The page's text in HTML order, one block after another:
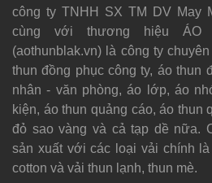
công ty TNHH SX TM DV May
cùng với thương hiệu ÁO
(aothunblak.vn) là công ty
thun đồng phục công ty, áo thun
nhân - văn phòng, áo lớp, áo
kiện, áo thun quảng cáo, áo thun
đỏ sao vàng và cả tạp dề nữa.
sản xuất với các loại vải chính
cotton và vải thun lạnh, thun mè.